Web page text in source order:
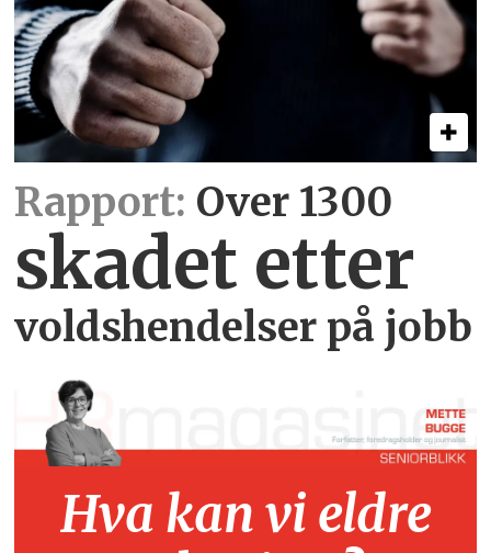
Rapport: Over 1300
skadet etter
voldshendelser på jobb
Hva kan vi eldre